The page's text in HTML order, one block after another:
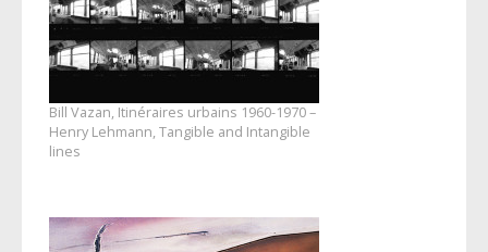
Bill Vazan, Itinéraires urbains 1960-1970 –
Henry Lehmann, Tangible and Intangible
lines